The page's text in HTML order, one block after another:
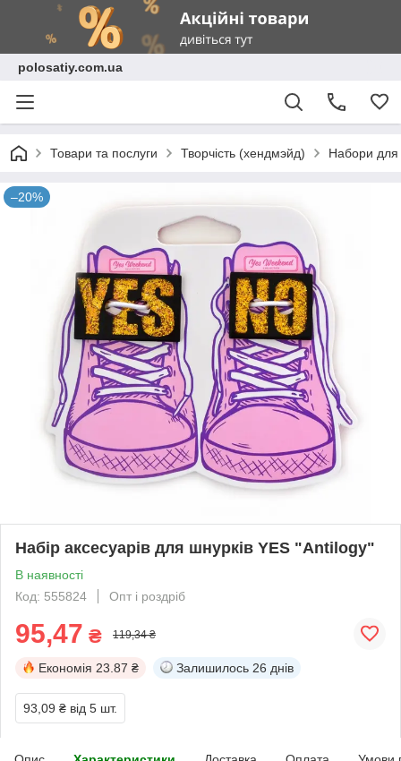
polosatiy.com.ua
Товари та послуги Творчість (хендмэйд) Набори для
–20%
Набір аксесуарів для шнурків YES "Antilogy"
В наявності
Код: 555824
Опт і роздріб
95,47 ₴ 119,34 ₴
Економія 23.87 ₴ Залишилось 26 днів
93,09 ₴ від 5 шт.